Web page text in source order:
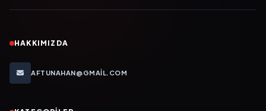
HAKKIMIZDA
AFTUNAHAN@GMAIL.COM